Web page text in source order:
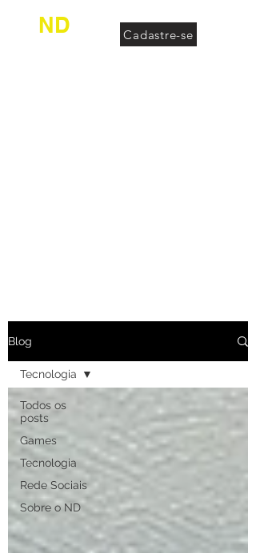
ND Cadastre-se
Blog
Todos os
posts
Games
Tecnologia
Rede Sociais
Sobre o ND
Tecnologia